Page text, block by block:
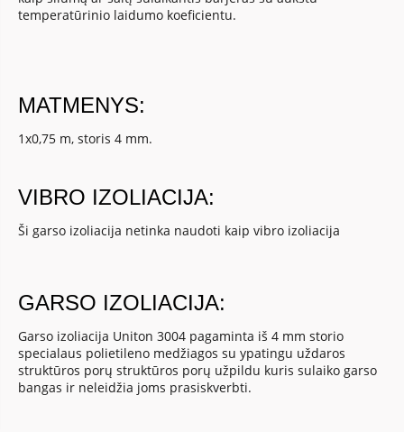
temperatūrinio laidumo koeficientu.
MATMENYS:
1x0,75 m, storis 4 mm.
VIBRO IZOLIACIJA:
Ši garso izoliacija netinka naudoti kaip vibro izoliacija
GARSO IZOLIACIJA:
Garso izoliacija Uniton 3004 pagaminta iš 4 mm storio
specialaus polietileno medžiagos su ypatingu uždaros
struktūros porų struktūros porų užpildu kuris sulaiko garso
bangas ir neleidžia joms prasiskverbti.